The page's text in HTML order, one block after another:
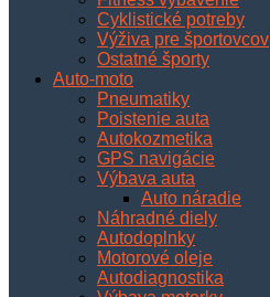
Cyklistické potreby
Výživa pre športovcov
Ostatné športy
Auto-moto
Pneumatiky
Poistenie auta
Autokozmetika
GPS navigácie
Výbava auta
Auto náradie
Náhradné diely
Autodoplnky
Motorové oleje
Autodiagnostika